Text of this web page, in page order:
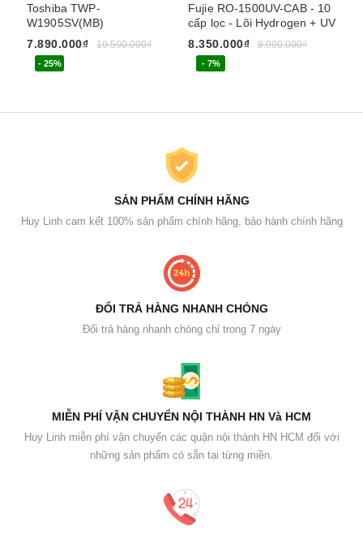
Toshiba TWP-
W1905SV(MB)
7.890.000₫
10.590.000₫
- 25%
Fujie RO-1500UV-CAB - 10
cấp lọc - Lõi Hydrogen + UV
8.350.000₫
8.990.000₫
- 7%
SẢN PHẨM CHÍNH HÃNG
Huy Linh cam kết 100% sản phẩm chính hãng, bảo hành chính hãng
ĐỔI TRẢ HÀNG NHANH CHÓNG
Đổi trả hàng nhanh chóng chỉ trong 7 ngày
MIỄN PHÍ VẬN CHUYỂN NỘI THÀNH HN Và HCM
Huy Linh miễn phí vận chuyển các quận nội thành HN HCM đối với
những sản phẩm có sẵn tại từng miền.